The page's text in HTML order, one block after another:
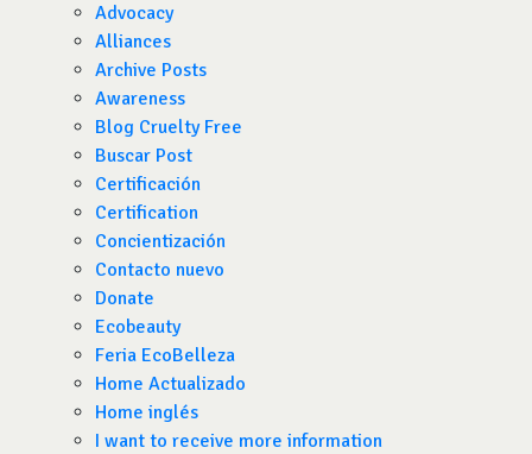
Advocacy
Alliances
Archive Posts
Awareness
Blog Cruelty Free
Buscar Post
Certificación
Certification
Concientización
Contacto nuevo
Donate
Ecobeauty
Feria EcoBelleza
Home Actualizado
Home inglés
I want to receive more information